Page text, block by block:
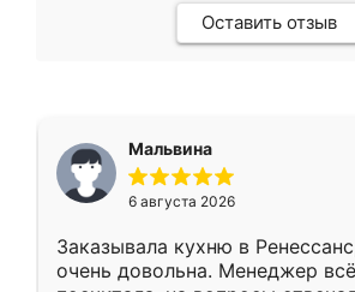
Оставить отзыв
Мальвина
6 августа 2026
Заказывала кухню в
очень довольна. Менеджер